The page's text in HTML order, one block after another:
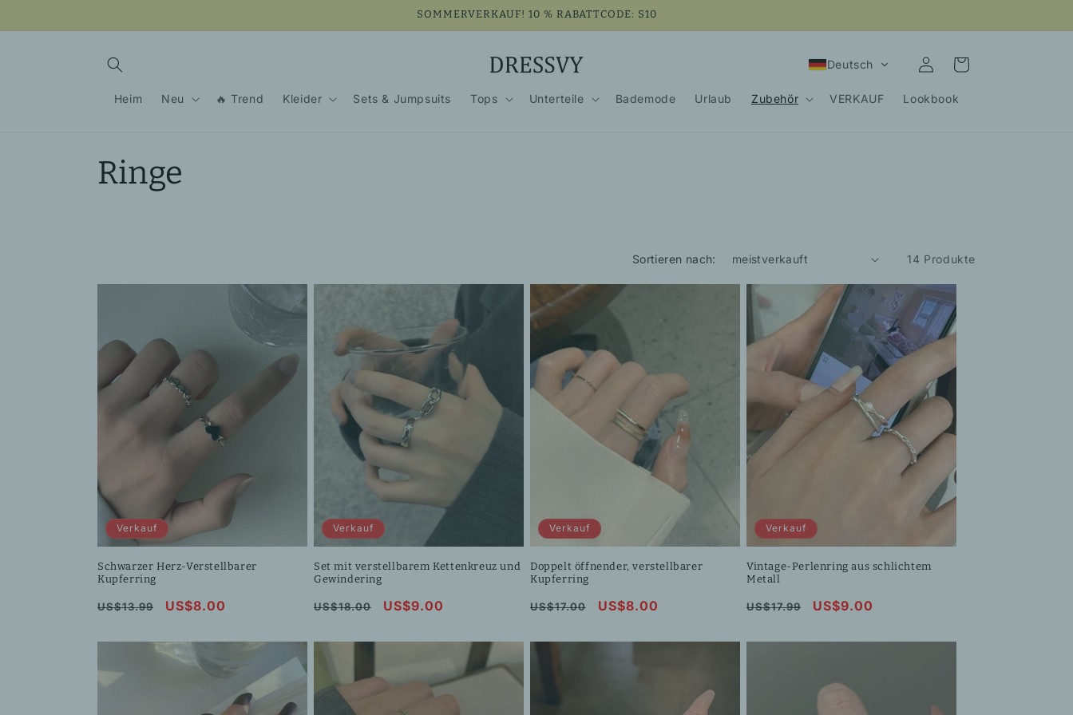
Inhalt
SOMMERVERKAUF! 10 % RABATTCODE: S10
Heim Neu 🔥 Trend Kleider Sets & Jumpsuits Tops Unterteile Bademode Urlaub Zubehör VERKAUF Lookbook
Deutsch EinloggenWarenkorb
K
e
g
o
r
e
:
Ringe
Sortieren nach: 14 Produkte
Verkauf
Schwarzer Herz-Verstellbarer
Kupferring
Normaler
US$13.99 Verkaufspreis
US$8.00
Verkauf
Set mit verstellbarem Kettenkreuz und
Gewindering
Normaler
US$18.00 Verkaufspreis
US$9.00
Verkauf
Doppelt öffnender, verstellbarer
Kupferring
Normaler
US$17.00 Verkaufspreis
US$8.00
Verkauf
Vintage-Perlenring aus schlichtem
Metall
Normaler
US$17.99 Verkaufspreis
US$9.00